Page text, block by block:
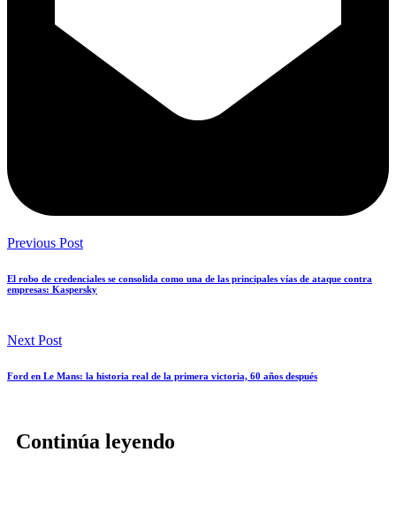
Previous Post
El robo de credenciales se consolida como una de las principales vías de ataque contra
empresas: Kaspersky
Next Post
Ford en Le Mans: la historia real de la primera victoria, 60 años después
Continúa leyendo